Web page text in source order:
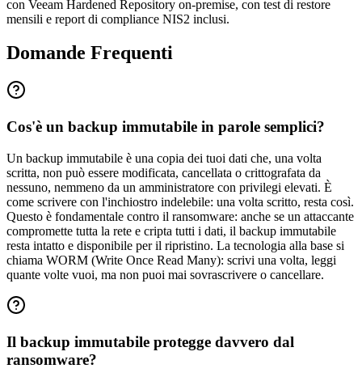
con Veeam Hardened Repository on-premise, con test di restore
mensili e report di compliance NIS2 inclusi.
Domande Frequenti
Cos'è un backup immutabile in parole semplici?
Un backup immutabile è una copia dei tuoi dati che, una volta
scritta, non può essere modificata, cancellata o crittografata da
nessuno, nemmeno da un amministratore con privilegi elevati. È
come scrivere con l'inchiostro indelebile: una volta scritto, resta così.
Questo è fondamentale contro il ransomware: anche se un attaccante
compromette tutta la rete e cripta tutti i dati, il backup immutabile
resta intatto e disponibile per il ripristino. La tecnologia alla base si
chiama WORM (Write Once Read Many): scrivi una volta, leggi
quante volte vuoi, ma non puoi mai sovrascrivere o cancellare.
Il backup immutabile protegge davvero dal
ransomware?